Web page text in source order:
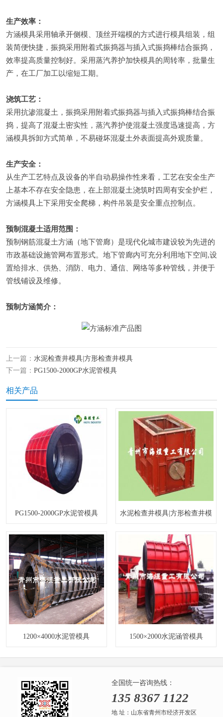
生产效率：
方涵模具采用轴承开侧模、顶丝开端模的方式进行模具组装，组
装简便快捷，振捣采用附着式振捣器与插入式振捣棒结合振捣，
效率提高质量控制好。采用蒸汽养护加快模具的周转率，批量生
产，在工厂加工以缩短工期。
浇筑工艺：
采用抗渗混凝土，振捣采用附着式振捣器与插入式振捣棒结合振
捣，提高了混凝土密实性，蒸汽养护使混凝土强度迅速提高，方
涵模具拆卸方式简单，不易碰坏混凝土外表面提高外观质量。
生产安全：
从生产工艺特点及设备的半自动易操作性来看，工艺在安全生产
上基本不存在安全隐患，在上部混凝土浇筑时四周有安全护栏，
方涵模具上下采用安全爬梯，构件吊装是安全重点控制点。
预制混凝土适用范围：
预制钢筋混凝土方涵（地下管廊）是现代化城市建设较为先进的
市政基础设施管网布置形式。地下管廊内可充分利用地下空间,设
置给排水、供热、消防、电力、通信、网络等多种管线，并便于
管线铺设及维修。
预制方涵简介：
上一篇： 水泥检查井模具|方形检查井模具
下一篇： PG1500-2000GP水泥管模具
相关产品
PG1500-2000GP水泥管模具 水泥检查井模具|方形检查井模
具
1200×4000水泥管模具 1500×2000水泥涵管模具
全国统一咨询热线：
135 8367 1122
地 址：山东省青州市经济开发区